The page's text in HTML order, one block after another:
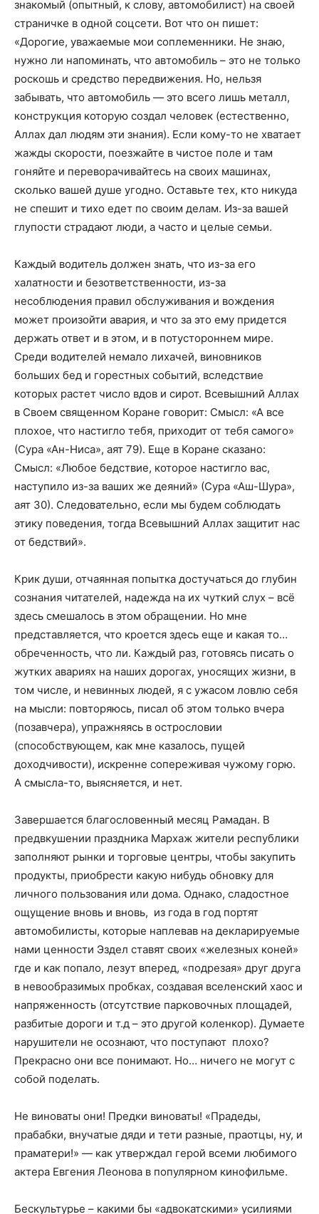
знакомый (опытный, к слову, автомобилист) на своей
страничке в одной соцсети. Вот что он пишет:
«Дорогие, уважаемые мои соплеменники. Не знаю,
нужно ли напоминать, что автомобиль – это не только
роскошь и средство передвижения. Но, нельзя
забывать, что автомобиль — это всего лишь металл,
конструкция которую создал человек (естественно,
Аллах дал людям эти знания). Если кому-то не хватает
жажды скорости, поезжайте в чистое поле и там
гоняйте и переворачивайтесь на своих машинах,
сколько вашей душе угодно. Оставьте тех, кто никуда
не спешит и тихо едет по своим делам. Из-за вашей
глупости страдают люди, а часто и целые семьи.
Каждый водитель должен знать, что из-за его
халатности и безответственности, из-за
несоблюдения правил обслуживания и вождения
может произойти авария, и что за это ему придется
держать ответ и в этом, и в потустороннем мире.
Среди водителей немало лихачей, виновников
больших бед и горестных событий, вследствие
которых растет число вдов и сирот. Всевышний Аллах
в Своем священном Коране говорит: Смысл: «А все
плохое, что настигло тебя, приходит от тебя самого»
(Сура «Ан-Ниса», аят 79). Еще в Коране сказано:
Смысл: «Любое бедствие, которое настигло вас,
наступило из-за ваших же деяний» (Сура «Аш-Шура»,
аят 30). Следовательно, если мы будем соблюдать
этику поведения, тогда Всевышний Аллах защитит нас
от бедствий».
Крик души, отчаянная попытка достучаться до глубин
сознания читателей, надежда на их чуткий слух – всё
здесь смешалось в этом обращении. Но мне
представляется, что кроется здесь еще и какая то…
обреченность, что ли. Каждый раз, готовясь писать о
жутких авариях на наших дорогах, уносящих жизни, в
том числе, и невинных людей, я с ужасом ловлю себя
на мысли: повторяюсь, писал об этом только вчера
(позавчера), упражняясь в острословии
(способствующем, как мне казалось, пущей
доходчивости), искренне сопереживая чужому горю.
А смысла-то, выясняется, и нет.
Завершается благословенный месяц Рамадан. В
предвкушении праздника Мархаж жители республики
заполняют рынки и торговые центры, чтобы закупить
продукты, приобрести какую нибудь обновку для
личного пользования или дома. Однако, сладостное
ощущение вновь и вновь, из года в год портят
автомобилисты, которые наплевав на декларируемые
нами ценности Эздел ставят своих «железных коней»
где и как попало, лезут вперед, «подрезая» друг друга
в невообразимых пробках, создавая вселенский хаос и
напряженность (отсутствие парковочных площадей,
разбитые дороги и т.д – это другой коленкор). Думаете
нарушители не осознают, что поступают плохо?
Прекрасно они все понимают. Но… ничего не могут с
собой поделать.
Не виноваты они! Предки виноваты! «Прадеды,
прабабки, внучатые дяди и тети разные, праотцы, ну, и
праматери!» — как утверждал герой всеми любимого
актера Евгения Леонова в популярном кинофильме.
Бескультурье – какими бы «адвокатскими» усилиями